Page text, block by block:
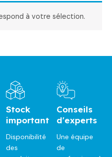
à votre sélection.
Stock
important
Disponibilité
des
Conseils
d'experts
Une équipe
de